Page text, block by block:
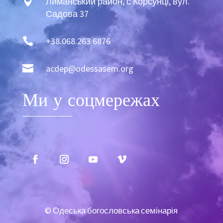
Садова 37
 +38.068.263.6876
 acdep@odessasem.org
Ми у соцмережах
© Одеська богословська семінарія